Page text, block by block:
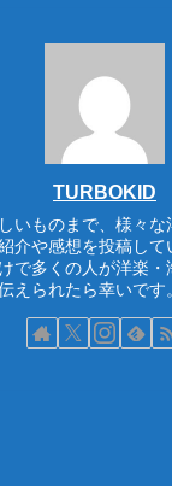
TURBOKID
いものまで、様々な
介や感想を投稿し
で多くの人が洋楽・
えられたら幸いです